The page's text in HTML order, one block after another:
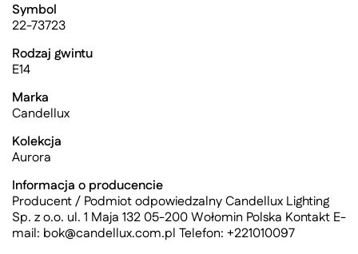
Symbol
22-73723
Rodzaj gwintu
E14
Marka
Candellux
Kolekcja
Aurora
Informacja o producencie
Producent / Podmiot odpowiedzalny Candellux Lighting
Sp. z o.o. ul. 1 Maja 132 05-200 Wołomin Polska Kontakt E-
mail: bok@candellux.com.pl Telefon: +221010097